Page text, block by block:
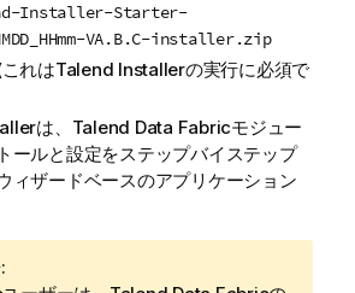
Installer-Starter-
VA.B.C-installer.zip
れはTalend Installerの実行に必須で
は、 Talend Data Fabricモジュー
ールと設定をステップバイステップ
ィザードベースのアプリケーション